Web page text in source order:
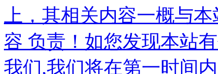
上，其相关内容一概与
容 负责！如您发现本站
我们,我们将在第一时间